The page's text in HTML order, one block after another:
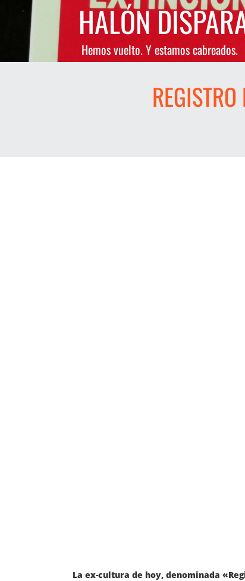
contenido
HALÓN
Hemos vuelto. Y estamos cabreados.
La ex-cultura de hoy, denominada